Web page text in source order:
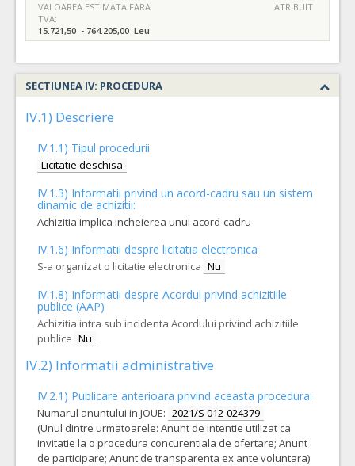
VALOAREA ESTIMATA FARA
TVA:
15.721,50 - 764.205,00 Leu
ATRIBUIT
SECTIUNEA IV: PROCEDURA
IV.1) Descriere
IV.1.1) Tipul procedurii
Licitatie deschisa
IV.1.3) Informatii privind un acord-cadru sau un sistem
dinamic de achizitii:
Achizitia implica incheierea unui acord-cadru
IV.1.6) Informatii despre licitatia electronica
S-a organizat o licitatie electronica Nu
IV.1.8) Informatii despre Acordul privind achizitiile
publice (AAP)
Achizitia intra sub incidenta Acordului privind achizitiile
publice Nu
IV.2) Informatii administrative
IV.2.1) Publicare anterioara privind aceasta procedura:
Numarul anuntului in JOUE: 2021/S 012-024379
(Unul dintre urmatoarele: Anunt de intentie utilizat ca
invitatie la o procedura concurentiala de ofertare; Anunt
de participare; Anunt de transparenta ex ante voluntara)